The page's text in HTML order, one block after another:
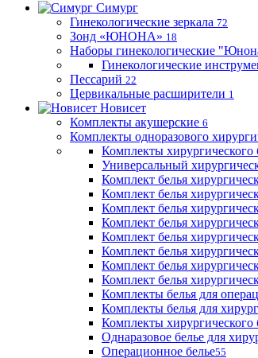
Симург
Гинекологические зеркала 72
Зонд «ЮНОНА» 18
Наборы гинекологические
Гинекологические
Пессарий 22
Цервикальные расширители 1
Новисет
Комплекты акушерские 6
Комплекты одноразового
Комплекты хирургического
Универсальный
Комплект белья
Комплект белья
Комплект белья
Комплект белья
Комплект белья
Комплект белья
Комплект белья
Комплект белья
Комплекты белья для
Комплекты белья для
Комплекты хирургического
Однаразовое белье для
Операционное белье55